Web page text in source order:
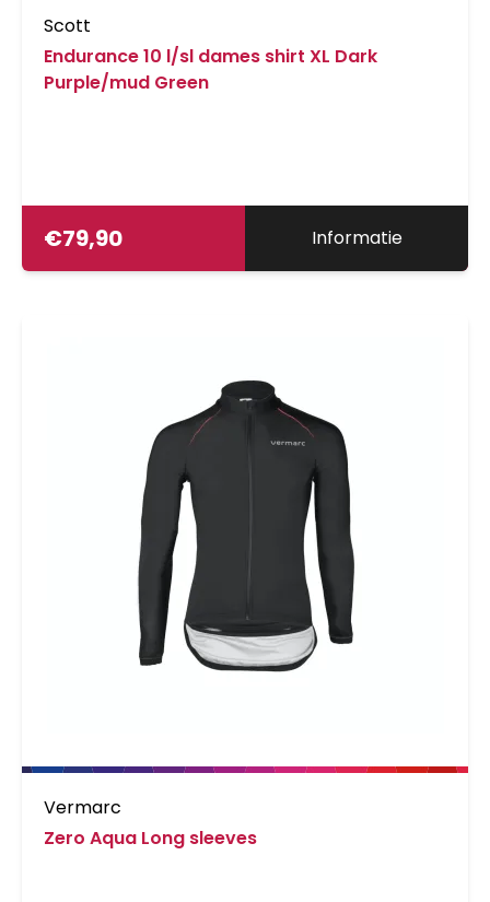
Scott
Endurance 10 l/sl dames shirt XL Dark
Purple/mud Green
€79,90 Informatie
Vermarc
Zero Aqua Long sleeves